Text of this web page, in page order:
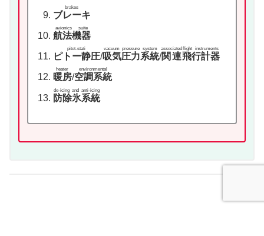
ブレーキ
brakes
航法機器
avionics suite
ピトー静圧
pitot-stati
/吸気
vacuum
圧力系統
pressure system
/関連
associated
飛行計器
flight instruments
暖房
heater
/空調系統
environmental
防除氷系統
de-icing and anti-icing